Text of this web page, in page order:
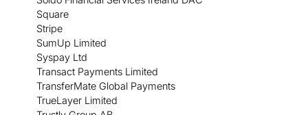
Square
Stripe
SumUp Limited
Syspay Ltd
Transact Payments Limited
TransferMate Global Payments
TrueLayer Limited